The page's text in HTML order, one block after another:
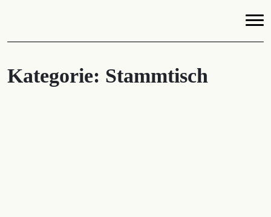
Kategorie: Stammtisch